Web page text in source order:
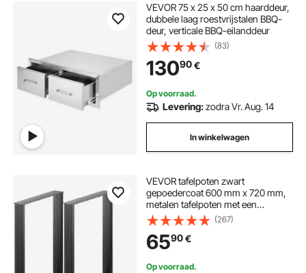
vevor 5kw diesel
vevor 5kw diesel luchtverwarmer
vevor 220v
luchtcompressor vevor vevor 220
VEVOR 75 x 25 x 50 cm haarddeur,
dubbele laag roestvrijstalen BBQ-
deur, verticale BBQ-eilanddeur
(83)
13090€
Op voorraad.
Levering:zodra Vr. Aug. 14
In winkelwagen
VEVOR tafelpoten zwart
gepoedercoat 600 mm x 720 mm,
metalen tafelpoten met een
draagvermogen van 1000 kg,
vierkante tafelpoten, tafelframe met
voorgeboorde gaten, voor
salontafels en banken
(267)
6590€
Op voorraad.